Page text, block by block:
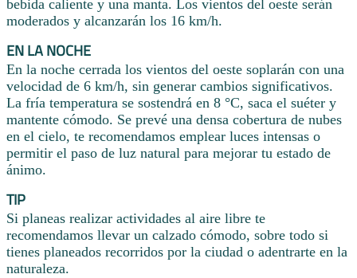
bebida caliente y una manta. Los vientos del oeste serán
moderados y alcanzarán los 16 km/h.
EN LA NOCHE
En la noche cerrada los vientos del oeste soplarán con una
velocidad de 6 km/h, sin generar cambios significativos.
La fría temperatura se sostendrá en 8 °C, saca el suéter y
mantente cómodo. Se prevé una densa cobertura de nubes
en el cielo, te recomendamos emplear luces intensas o
permitir el paso de luz natural para mejorar tu estado de
ánimo.
TIP
Si planeas realizar actividades al aire libre te
recomendamos llevar un calzado cómodo, sobre todo si
tienes planeados recorridos por la ciudad o adentrarte en la
naturaleza.